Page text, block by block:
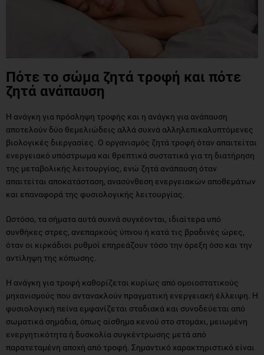
Πότε το σώμα ζητά τροφή και πότε
ζητά ανάπαυση
Η ανάγκη για πρόσληψη τροφής και η ανάγκη για ανάπαυση
αποτελούν δύο θεμελιώδεις αλλά συχνά αλληλεπικαλυπτόμενες
ενεργειακό υπόστρωμα και θρεπτικά συστατικά για τη διατήρηση
της μεταβολικής λειτουργίας, ενώ ζητά ανάπαυση όταν
απαιτείται αποκατάσταση, ανασύνθεση ενεργειακών αποθεμάτων
και επαναφορά της φυσιολογικής λειτουργίας.
Ωστόσο, τα σήματα αυτά συχνά συγχέονται, ιδιαίτερα υπό
συνθήκες στρες, ανεπαρκούς ύπνου ή κατά τις βραδινές ώρες,
αντίληψη της κόπωσης.
Η ανάγκη για τροφή καθορίζεται κυρίως από ομοιοστατικούς
μηχανισμούς που αντανακλούν πραγματική ενεργειακή έλλειψη. Η
σωματικά σημάδια, όπως αίσθημα κενού στο στομάχι, μειωμένη
ενεργητικότητα ή δυσκολία συγκέντρωσης μετά από
παρατεταμένη αποχή από τροφή. Σημαντικό χαρακτηριστικό είναι
ότι η πείνα αυτή υποχωρεί μετά από κατανάλωση ενός
ισορροπημένου γεύματος που περιλαμβάνει συνδυασμό
μακροθρεπτικών συστατικών, υποδεικνύοντας ότι καλύφθηκε μια